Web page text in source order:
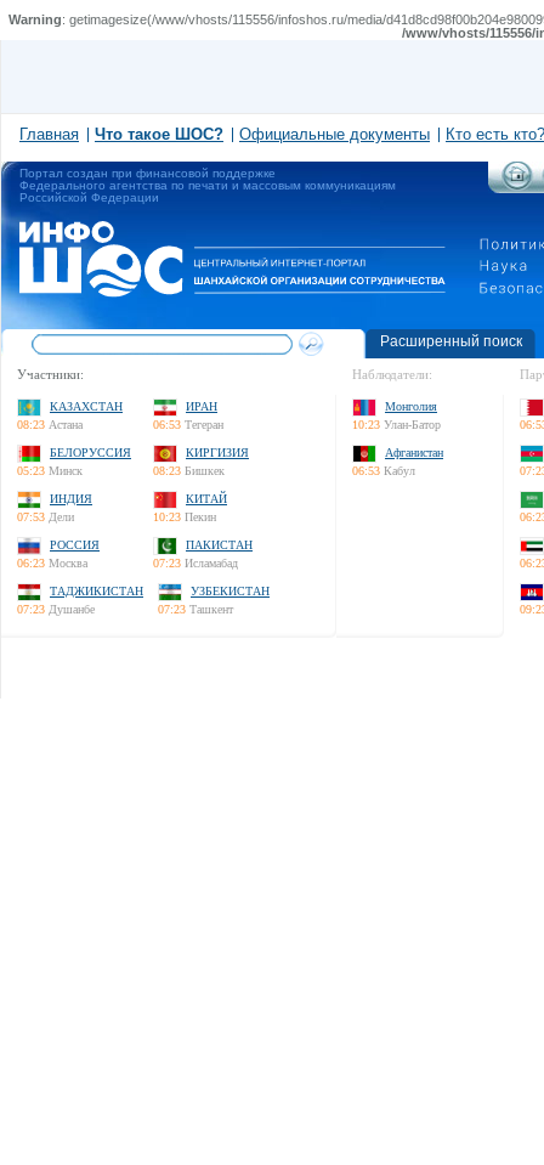
Warning: getimagesize(/www/vhosts/115556/infoshos.ru/media/
/www/vhosts/
Главная Что такое ШОС? Официальные документы Кто есть кто?
Портал создан при финансовой поддержке
Федерального агентства по печати и массовым коммуникациям
Российской Федерации
Расширенный поиск
Участники:
КАЗАХСТАН
08:23 Астана
ИРАН
06:53 Тегеран
БЕЛОРУССИЯ
05:23 Минск
КИРГИЗИЯ
08:23 Бишкек
ИНДИЯ
07:53 Дели
КИТАЙ
10:23 Пекин
РОССИЯ
06:23 Москва
ПАКИСТАН
07:23 Исламабад
ТАДЖИКИСТАН
07:23 Душанбе
УЗБЕКИСТАН
07:23 Ташкент
Наблюдатели:
Монголия
10:23 Улан-Батор
Афганистан
06:53 Кабул